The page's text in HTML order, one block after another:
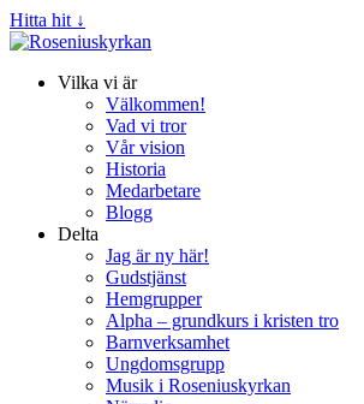
Hitta hit ↓
Vilka vi är
Välkommen!
Vad vi tror
Vår vision
Historia
Medarbetare
Blogg
Delta
Jag är ny här!
Gudstjänst
Hemgrupper
Alpha – grundkurs i kristen tro
Barnverksamhet
Ungdomsgrupp
Musik i Roseniuskyrkan